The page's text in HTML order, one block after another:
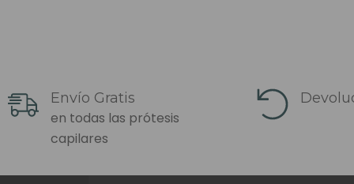
Envío Gratis
en todas las prótesis
capilares